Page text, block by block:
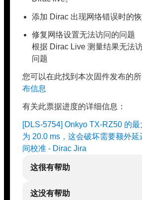
添加 Dirac 出现网络错误时的
修复网络设置无法访问的问题
根据 Dirac Live 测量结果无法
问题
您可以在此找到本次固件发布的所
布信息
有关此票据进度的详细信息：
[DLS-5754] Onkyo TX-RZ50 的
为 20.0 ms，这会破坏需要额外
间校准 - Dirac Jira
这很有帮助
这没有帮助